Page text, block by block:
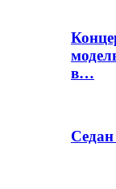
в…
Седан